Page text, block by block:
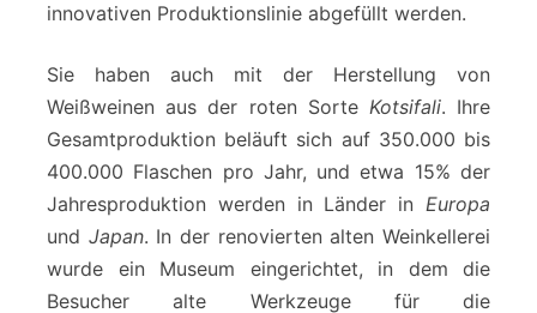
innovativen Produktionslinie abgefüllt werden.
Sie haben auch mit der Herstellung von
Weißweinen aus der roten Sorte Kotsifali. Ihre
Gesamtproduktion beläuft sich auf 350.000 bis
400.000 Flaschen pro Jahr, und etwa 15% der
Jahresproduktion werden in Länder in Europa
und Japan. In der renovierten alten Weinkellerei
wurde ein Museum eingerichtet, in dem die
Besucher alte Werkzeuge für die